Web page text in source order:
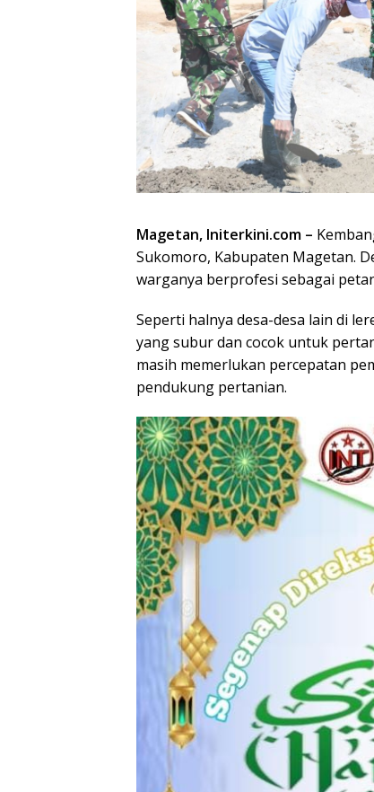
Magetan, Initerkini.com –
Sukomoro, Kabupaten Magetan.
warganya berprofesi sebagai
Seperti halnya desa-desa lain di
yang subur dan cocok untuk
masih memerlukan percepatan
pendukung pertanian.